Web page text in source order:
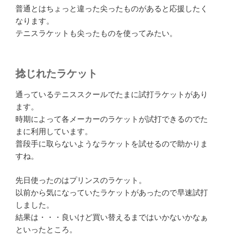
普通とはちょっと違った尖ったものがあると応援したく
なります。
テニスラケットも尖ったものを使ってみたい。
捻じれたラケット
通っているテニススクールでたまに試打ラケットがあり
ます。
時期によって各メーカーのラケットが試打できるのでた
まに利用しています。
普段手に取らないようなラケットを試せるので助かりま
すね。
先日使ったのはプリンスのラケット。
以前から気になっていたラケットがあったので早速試打
しました。
結果は・・・良いけど買い替えるまではいかないかなぁ
といったところ。